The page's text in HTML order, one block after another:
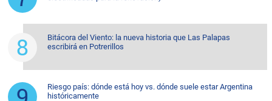
Bitácora del Viento: la nueva historia que Las Palapas
escribirá en Potrerillos
Riesgo país: dónde está hoy vs. dónde suele estar Argentina
históricamente